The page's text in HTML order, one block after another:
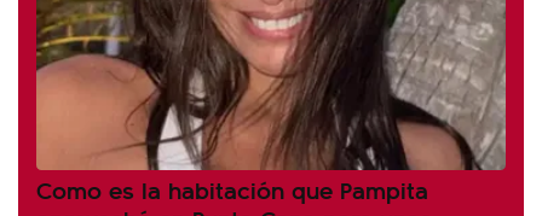
Como es la habitación que Pampita